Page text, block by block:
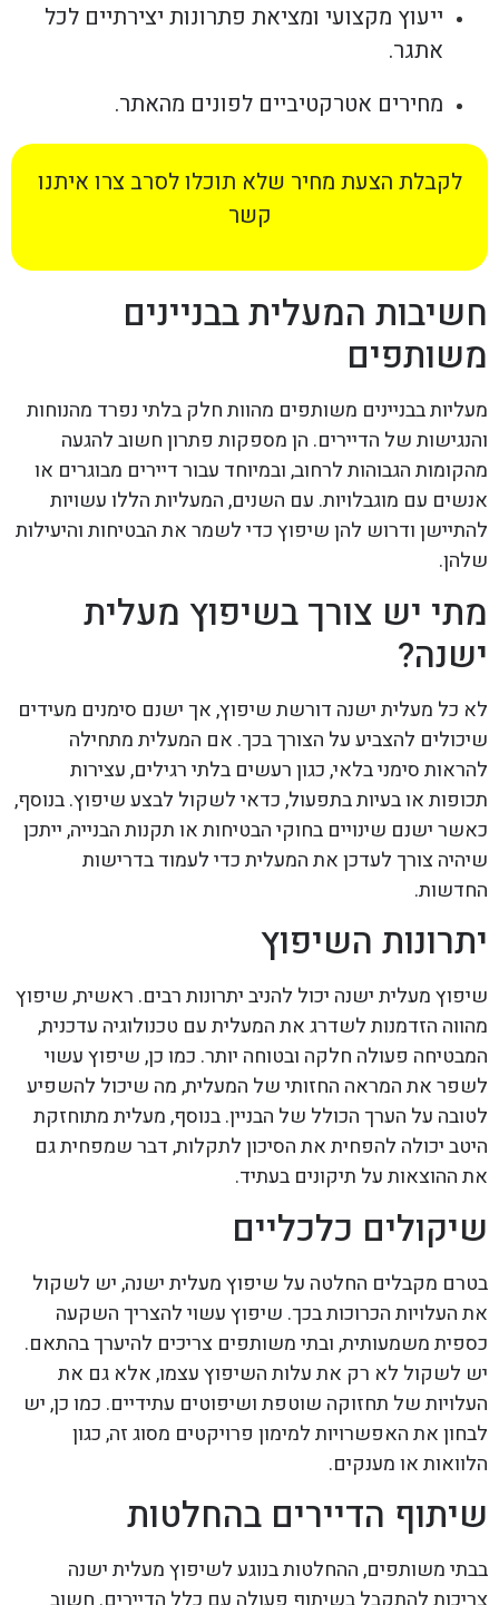
ייעוץ מקצועי ומציאת פתרונות יצירתיים לכל
אתגר.
מחירים אטרקטיביים לפונים מהאתר.
לקבלת הצעת מחיר שלא תוכלו לסרב צרו איתנו
קשר
חשיבות המעלית בבניינים
משותפים
מעליות בבניינים משותפים מהוות חלק בלתי נפרד מהנוחות
והנגישות של הדיירים. הן מספקות פתרון חשוב להגעה
מהקומות הגבוהות לרחוב, ובמיוחד עבור דיירים מבוגרים או
אנשים עם מוגבלויות. עם השנים, המעליות הללו עשויות
להתיישן ודרוש להן שיפוץ כדי לשמר את הבטיחות והיעילות
שלהן.
מתי יש צורך בשיפוץ מעלית
ישנה?
לא כל מעלית ישנה דורשת שיפוץ, אך ישנם סימנים מעידים
שיכולים להצביע על הצורך בכך. אם המעלית מתחילה
להראות סימני בלאי, כגון רעשים בלתי רגילים, עצירות
תכופות או בעיות בתפעול, כדאי לשקול לבצע שיפוץ. בנוסף,
כאשר ישנם שינויים בחוקי הבטיחות או תקנות הבנייה, ייתכן
שיהיה צורך לעדכן את המעלית כדי לעמוד בדרישות
החדשות.
יתרונות השיפוץ
שיפוץ מעלית ישנה יכול להניב יתרונות רבים. ראשית, שיפוץ
מהווה הזדמנות לשדרג את המעלית עם טכנולוגיה עדכנית,
המבטיחה פעולה חלקה ובטוחה יותר. כמו כן, שיפוץ עשוי
לשפר את המראה החזותי של המעלית, מה שיכול להשפיע
לטובה על הערך הכולל של הבניין. בנוסף, מעלית מתוחזקת
היטב יכולה להפחית את הסיכון לתקלות, דבר שמפחית גם
את ההוצאות על תיקונים בעתיד.
שיקולים כלכליים
בטרם מקבלים החלטה על שיפוץ מעלית ישנה, יש לשקול
את העלויות הכרוכות בכך. שיפוץ עשוי להצריך השקעה
כספית משמעותית, ובתי משותפים צריכים להיערך בהתאם.
יש לשקול לא רק את עלות השיפוץ עצמו, אלא גם את
העלויות של תחזוקה שוטפת ושיפוטים עתידיים. כמו כן, יש
לבחון את האפשרויות למימון פרויקטים מסוג זה, כגון
הלוואות או מענקים.
שיתוף הדיירים בהחלטות
בבתי משותפים, ההחלטות בנוגע לשיפוץ מעלית ישנה